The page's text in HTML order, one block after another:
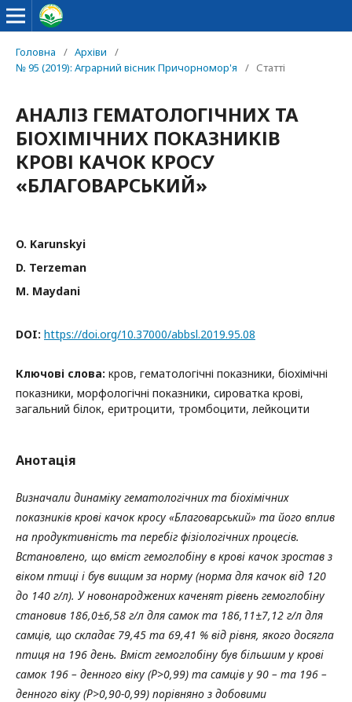
Головна / Архіви
/
№ 95 (2019): Аграрний вісник Причорномор'я
/ Статті
АНАЛІЗ ГЕМАТОЛОГІЧНИХ ТА
БІОХІМІЧНИХ ПОКАЗНИКІВ
КРОВІ КАЧОК КРОСУ
«БЛАГОВАРСЬКИЙ»
O. Karunskyi
D. Terzeman
M. Maydani
DOI: https://doi.org/10.37000/abbsl.2019.95.08
Ключові слова: кров, гематологічні показники, біохімічні
показники, морфологічні показники, сироватка крові,
загальний білок, еритроцити, тромбоцити, лейкоцити
Анотація
Визначали динаміку гематологічних та біохімічних
показників крові качок кросу «Благоварський» та його вплив
на продуктивність та перебіг фізіологічних процесів.
Встановлено, що вміст гемоглобіну в крові качок зростав з
віком птиці і був вищим за норму (норма для качок від 120
до 140 г/л). У новонароджених каченят рівень гемоглобіну
становив 186,0±6,58 г/л для самок та 186,11±7,12 г/л для
самців, що складає 79,45 та 69,41 % від рівня, якого досягла
птиця на 196 день. Вміст гемоглобіну був більшим у крові
самок 196 – денного віку (Р>0,99) та самців у 90 – та 196 –
денного віку (Р>0,90-0,99) порівняно з добовими